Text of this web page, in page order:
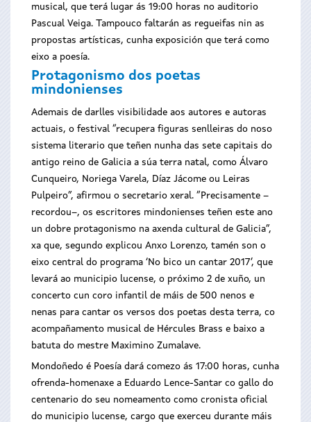
musical, que terá lugar ás 19:00 horas no auditorio
Pascual Veiga. Tampouco faltarán as regueifas nin as
propostas artísticas, cunha exposición que terá como
eixo a poesía.
Protagonismo dos poetas
mindonienses
Ademais de darlles visibilidade aos autores e autoras
actuais, o festival “recupera figuras senlleiras do noso
sistema literario que teñen nunha das sete capitais do
antigo reino de Galicia a súa terra natal, como Álvaro
Cunqueiro, Noriega Varela, Díaz Jácome ou Leiras
Pulpeiro”, afirmou o secretario xeral. “Precisamente –
recordou–, os escritores mindonienses teñen este ano
un dobre protagonismo na axenda cultural de Galicia”,
xa que, segundo explicou Anxo Lorenzo, tamén son o
eixo central do programa ‘No bico un cantar 2017’, que
levará ao municipio lucense, o próximo 2 de xuño, un
concerto cun coro infantil de máis de 500 nenos e
nenas para cantar os versos dos poetas desta terra, co
acompañamento musical de Hércules Brass e baixo a
batuta do mestre Maximino Zumalave.
Mondoñedo é Poesía dará comezo ás 17:00 horas, cunha
ofrenda-homenaxe a Eduardo Lence-Santar co gallo do
centenario do seu nomeamento como cronista oficial
do municipio lucense, cargo que exerceu durante máis